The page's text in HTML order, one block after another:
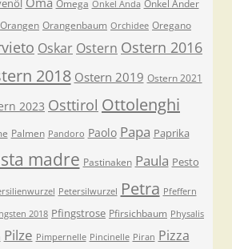
Omega Onkel Anda Onkel Ander
Orangen Orangenbaum Orchidee Oregano
Oskar Ostern Ostern 2016
2018 Ostern 2019 Ostern 2021
2023 Osttirol Ottolenghi
Palmen Pandoro Paolo Papa Paprika
madre Pastinaken Paula Pesto
Petersilwurzel Petra Pfeffern
2018 Pfingstrose Pfirsichbaum Physalis
Pilze Pimpernelle Pincinelle Piran Pizza